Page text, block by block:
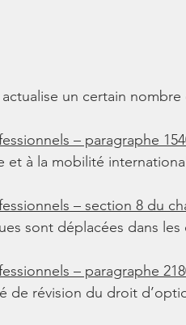
actualise un certain
– paragraphe
et à la mobilité
– section 8 du
sont déplacées dans les
– paragraphe
de révision du droit